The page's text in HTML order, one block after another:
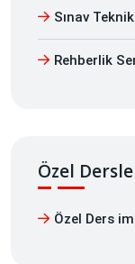
Sınav
Rehberlik
Özel
Özel Ders